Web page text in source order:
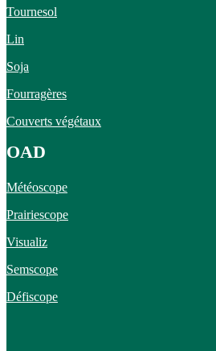
Tournesol
Lin
Soja
Fourragères
Couverts végétaux
OAD
Météoscope
Prairiescope
Visualiz
Semscope
Défiscope